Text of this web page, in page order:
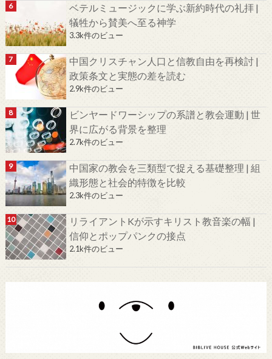
ベテルミュージックに学ぶ新約時代の礼拝 |
犠牲から賛美へ至る神学
3.3k件のビュー
中国クリスチャン人口と信教自由を再検討 |
政策条文と実態の差を読む
2.9k件のビュー
ビンヤードワーシップの系譜と教会運動 | 世
界に広がる背景を整理
2.7k件のビュー
中国家の教会を三類型で捉える基礎整理 | 組
織形態と社会的特徴を比較
2.3k件のビュー
リライアントKが示すキリスト教音楽の幅 |
信仰とポップパンクの接点
2.1k件のビュー